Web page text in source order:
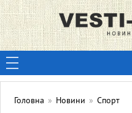
Головна » Новини » Спорт